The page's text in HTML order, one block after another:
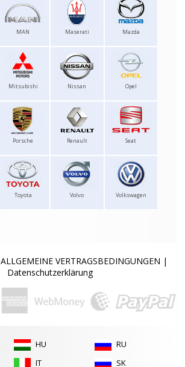
MAN Maserati Mazda
Mitsubishi Nissan Opel
Porsche Renault Seat
Toyota Volvo Volkswagen
ALLGEMEINE VERTRAGSBEDINGUNGEN |
Datenschutzerklärung
HU
IT
RU
SK